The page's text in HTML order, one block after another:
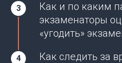
Как и по каким
экзаменаторы
«угодить»
Как следить за